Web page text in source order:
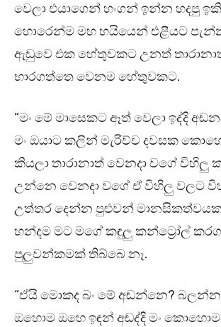
වෙලා එයාගෙන් හංගන් ඉන්න හදපු
හොරෙන්ම මහ හයියෙන් එළීයට
ඇඬුවෙ එක හේතුවකට උනත්
භාරගත්තෙ වෙනම හේතුවකට.
“මං මේ මාසෙකට ඈත් වෙලා ඉද්දි
මං ඔයාට කලින් මැරිච්ච දවසක
කියලා තාරානාත් වෙනදා වගේ විහිලු
උන්නෙ වෙනදා වගේ ඒ විහිලු වලට
උත්තර දෙන්න පුළුවන්
හන්දම මට මගේ කඳුලු කන්ට්‍රෝල්
පුලුවන්කමක් තිබ්බෙ නෑ.
“ඒයි මොකද බං මේ අඬන්නෙ?
ඔහොම ඔහෙ ඉඳන් අඬද්දි මං